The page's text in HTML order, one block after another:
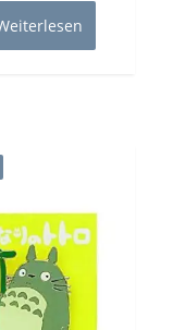
war:
10,95€9,90€.